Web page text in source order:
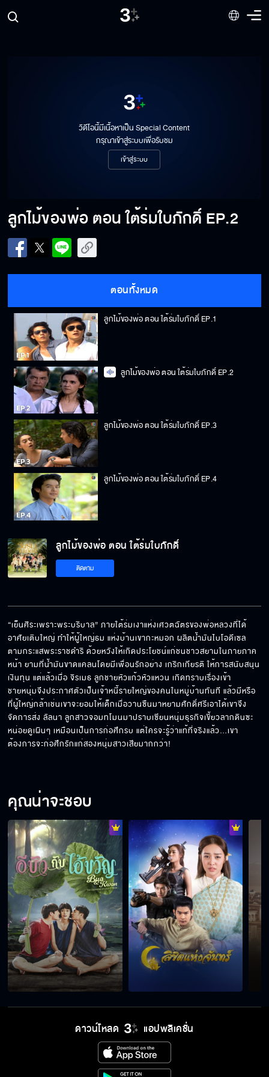
วิดีโอนี้มีเนื้อหาเป็น Special Content
กรุณาเข้าสู่ระบบเพื่อรับชม
เข้าสู่ระบบ
ลูกไม้ของพ่อ ตอน ใต้ร่มใบภักดิ์ EP.2
ตอนทั้งหมด
ลูกไม้ของพ่อ ตอน ใต้ร่มใบภักดิ์ EP.1
ลูกไม้ของพ่อ ตอน ใต้ร่มใบภักดิ์ EP.2
ลูกไม้ของพ่อ ตอน ใต้ร่มใบภักดิ์ EP.3
ลูกไม้ของพ่อ ตอน ใต้ร่มใบภักดิ์ EP.4
ลูกไม้ของพ่อ ตอน ใต้ร่มใบภักดิ์ EP.7
ลูกไม้ของพ่อ ตอน ใต้ร่มใบภักดิ์ EP.8
ลูกไม้ของพ่อ ตอน ใต้ร่มใบภักดิ์
ติดตาม
“เย็นศิระเพราะพระบริบาล” ภายใต้ร่มเงาแห่งเศวตฉัตรของพ่อหลวงที่ได้
อาศัยเติบใหญ่ ทำให้ผู้ใหญ่ธม แห่งบ้านเขากะหมอก ผลิตน้ำมันไบโอดีเซล
ตามกระแสพระราชดำริ ด้วยหวังให้เกิดประโยชน์แก่ชนชาวสยามในภายภาค
หน้า ยามที่น้ำมันขาดแคลนโดยมีเพื่อนรักอย่าง เกริกเกียรติ ให้การสนับสนุน
เงินทุน แต่แล้วเมื่อ จิรเมธ ลูกชายหัวแก้วหัวแหวน เกิดทราบเรื่องเข้า
ชายหนุ่มจึงประกาศตัวเป็นเจ้าหนี้รายใหญ่ของคนในหมู่บ้านทันที แล้วมีหรือ
ที่ผู้ใหญ่กล้าเช่นเขาจะยอมให้เด็กเมื่อวานซืนมาหยามศักดิ์ศรีเอาได้เขาจึง
จัดการส่ง ลัลนา ลูกสาวจอมทโมนมาปราบเซียนหนุ่มธุรกิจเขี้ยวลากดินซะ
หน่อยดูเผินๆ เหมือนเป็นการก่อศึกรบ แต่ใครจะรู้ว่าแท้ที่จริงแล้ว…เขา
ต้องการจะก่อศึกรักแก่สองหนุ่มสาวเสียมากกว่า!
คุณน่าจะชอบ
ดาวน์โหลด แอปพลิเคชั่น